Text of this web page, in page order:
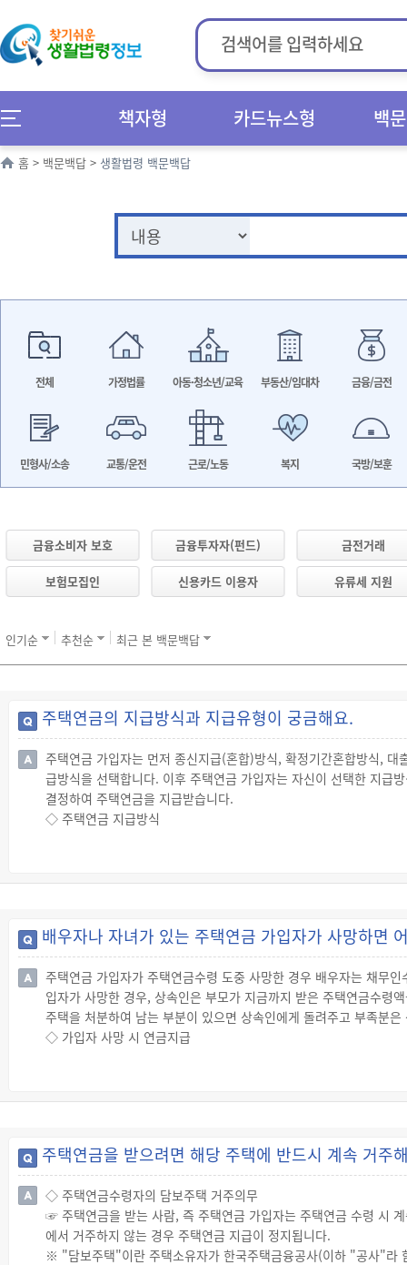
책자형 카드뉴스형 백
홈 > 백문백답 > 생활법령 백문백답
전체 가정법률 아동·청소년/교육 부동산/임대차 금융/금전
민형사/소송 교통/운전 근로/노동 복지 국방/보훈
금융소비자 보호 금융투자자(펀드) 금전거래
보험모집인 신용카드 이용자 유류세 지원
인기순 추천순 최근 본 백문백답
주택연금의 지급방식과 지급유형이 궁금해요.
주택연금 가입자는 먼저 종신지급(혼합)방식, 확정기간혼합방식,
급방식을 선택합니다. 이후 주택연금 가입자는 자신이 선택한 지급
결정하여 주택연금을 지급받습니다.
◇ 주택연금 지급방식
※ "인출한도"란 주택연금 가입자가 연금지급한도의 70% 이내에
※ 월지급금의 지급유형
· 정액형: 월지급금을 피보증인 및 배우자의 종신까지 일정한 금액으
· 초기증액형: 월지급금이 최초 주채무 실행일부터 일정기간 동안
수준으로 지급되는 방식
· 정기증가형: 최초 주채무 실행일의 월지급금이 정액형보다 적고
배우자나 자녀가 있는 주택연금 가입자가 사망하면
주택연금 가입자가 주택연금수령 도중 사망한 경우 배우자는 채무
입자가 사망한 경우, 상속인은 부모가 지금까지 받은 주택연금수령
주택을 처분하여 남는 부분이 있으면 상속인에게 돌려주고 부족분
◇ 가입자 사망 시 연금지급
다.
· 상속인이 주택을 처분하여 대출금을 변제하고자 하는 경우에는
에는 공사가 정한 기한 이내에 공사가 정한 가격 이상으로 매각해야
테이블 단락
주택연금을 받으려면 해당 주택에 반드시 계속 거주
◇ 주택연금수령자의 담보주택 거주의무
☞ 주택연금을 받는 사람, 즉 주택연금 가입자는 주택연금 수령 시
에서 거주하지 않는 경우 주택연금 지급이 정지됩니다.
※ "담보주택"이란 주택소유자가 한국주택금융공사(이하 "공사"라